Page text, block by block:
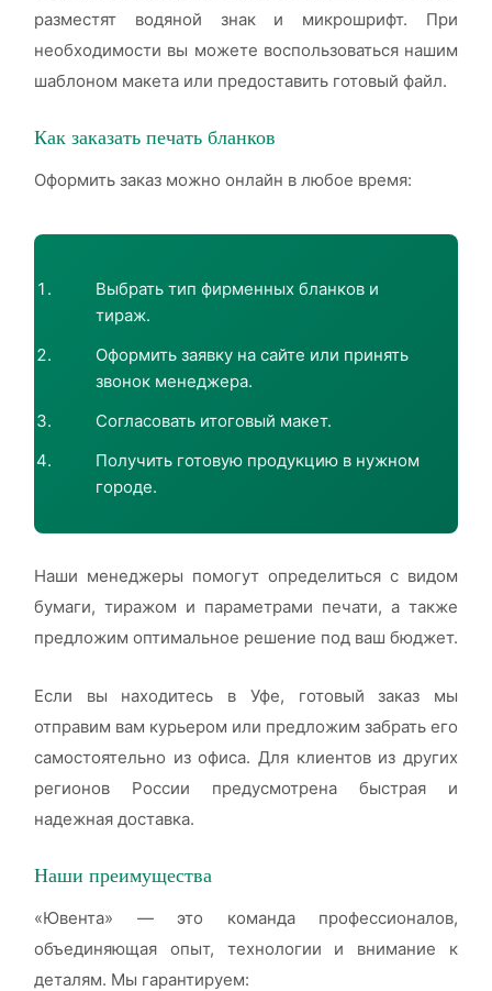
разместят водяной знак и микрошрифт. При
необходимости вы можете воспользоваться нашим
шаблоном макета или предоставить готовый файл.
Как заказать печать бланков
Оформить заказ можно онлайн в любое время:
Выбрать тип фирменных бланков и
тираж.
Оформить заявку на сайте или принять
звонок менеджера.
Согласовать итоговый макет.
Получить готовую продукцию в нужном
городе.
Наши менеджеры помогут определиться с видом
бумаги, тиражом и параметрами печати, а также
предложим оптимальное решение под ваш бюджет.
Если вы находитесь в Уфе, готовый заказ мы
отправим вам курьером или предложим забрать его
самостоятельно из офиса. Для клиентов из других
регионов России предусмотрена быстрая и
надежная доставка.
Наши преимущества
«Ювента» — это команда профессионалов,
объединяющая опыт, технологии и внимание к
деталям. Мы гарантируем: